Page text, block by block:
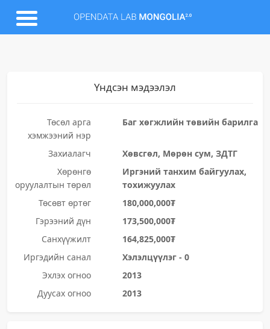
Үндсэн мэдээлэл
Төсөл арга
хэмжээний нэр
Баг хөгжлийн төвийн барилга
Захиалагч
Хөвсгөл, Мөрөн сум, ЗДТГ
Хөрөнгө
оруулалтын төрөл
Иргэний танхим байгуулах,
тохижуулах
Төсөвт өртөг
180,000,000₮
Гэрээний дүн
173,500,000₮
Санхүүжилт
164,825,000₮
Иргэдийн санал
Хэлэлцүүлэг - 0
Эхлэх огноо
2013
Дуусах огноо
2013